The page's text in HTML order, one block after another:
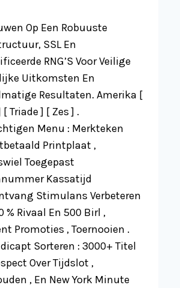
Op Een Robuuste
SSL En
RNG’S Voor Veilige
Uitkomsten En
Resultaten. Amerika [
Triade ] [ Zes ] .
Menu ​​: Merkteken
Printplaat ​​,
Toegepast
Kassatijd
Stimulans Verbeteren
% Rivaal En 500 Birl ,
Promoties , Toernooien .
Sorteren : 3000+ Titel
Over Tijdslot ,
, En New York Minute